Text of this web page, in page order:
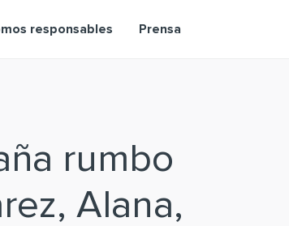
responsables Prensa
rumbo
Alana,